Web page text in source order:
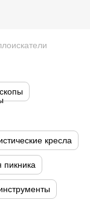
кресла
пикника